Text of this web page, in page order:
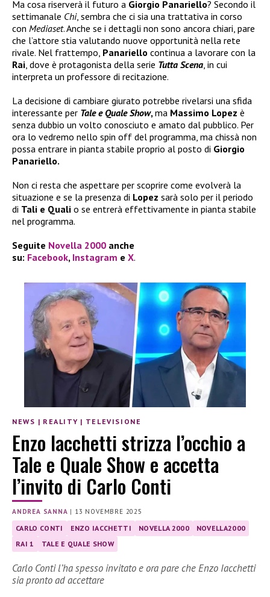
Ma cosa riserverà il futuro a Giorgio Panariello? Secondo il
settimanale Chi, sembra che ci sia una trattativa in corso
con Mediaset. Anche se i dettagli non sono ancora chiari, pare
che l’attore stia valutando nuove opportunità nella rete
rivale. Nel frattempo, Panariello continua a lavorare con la
Rai, dove è protagonista della serie Tutta Scena, in cui
interpreta un professore di recitazione.
La decisione di cambiare giurato potrebbe rivelarsi una sfida
interessante per Tale e Quale Show,ma Massimo Lopez è
senza dubbio un volto conosciuto e amato dal pubblico. Per
ora lo vedremo nello spin off del programma, ma chissà non
possa entrare in pianta stabile proprio al posto di Giorgio
Panariello.
Non ci resta che aspettare per scoprire come evolverà la
situazione e se la presenza di Lopez sarà solo per il periodo
di Tali e Quali o se entrerà effettivamente in pianta stabile
nel programma.
Seguite Novella 2000 anche
su: Facebook, Instagram e X.
NEWS | REALITY | TELEVISIONE
Enzo Iacchetti strizza l’occhio a
Tale e Quale Show e accetta
l’invito di Carlo Conti
ANDREA SANNA | 13 NOVEMBRE 2025
CARLO CONTI ENZO IACCHETTI NOVELLA 2000
NOVELLA2000
RAI 1
TALE E QUALE SHOW
Carlo Conti l’ha spesso invitato e ora pare che Enzo Iacchetti
sia pronto ad accettare